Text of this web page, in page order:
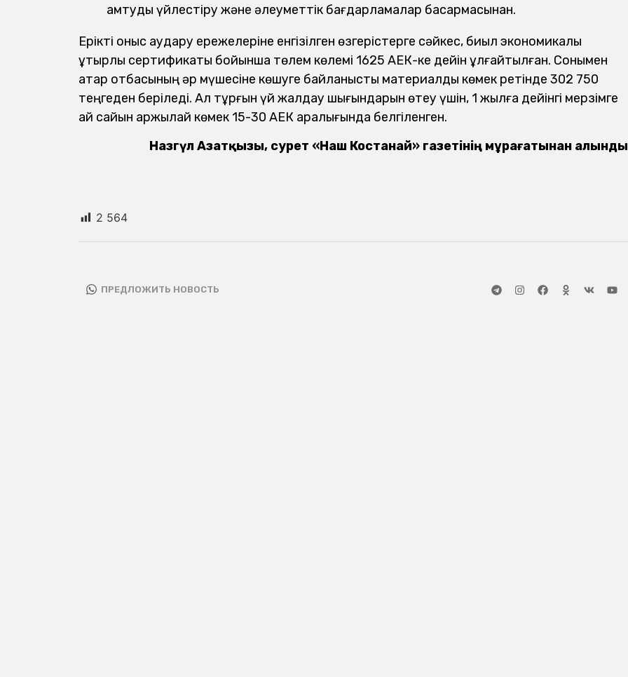
қамтуды үйлестіру және әлеуметтік бағдарламалар басқармасынан.
Ерікті қоныс аудару ережелеріне енгізілген өзгерістерге сәйкес, биыл экономикалық
ұтқырлық сертификаты бойынша төлем көлемі 1625 АЕК-ке дейін ұлғайтылған. Сонымен
қатар отбасының әр мүшесіне көшуге байланысты материалдық көмек ретінде 302 750
теңгеден беріледі. Ал тұрғын үй жалдау шығындарын өтеу үшін, 1 жылға дейінгі мерзімге
ай сайын қаржылай көмек 15-30 АЕК аралығында белгіленген.
Назгүл Азатқызы, сурет «Наш Костанай» газетінің мұрағатынан алынды
2 564
ПРЕДЛОЖИТЬ НОВОСТЬ